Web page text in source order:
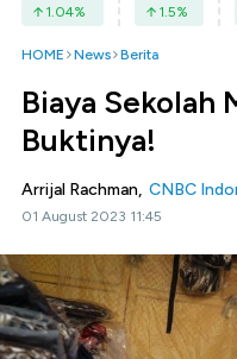
1.04% 1.5%
HOME News Berita
Biaya Sekolah
Buktinya!
Arrijal Rachman, CNBC
01 August 2023 11:45